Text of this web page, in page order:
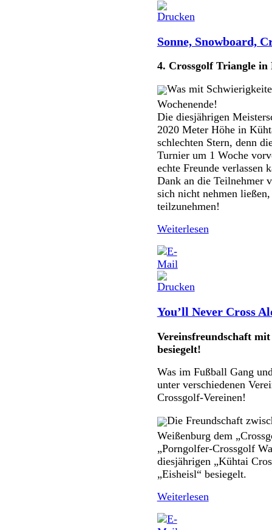
Sonne, Snowboard,
4. Crossgolf Triangle
Was mit
Wochenende!
Die diesjährigen
2020 Meter Höhe in
schlechten Stern, denn
Turnier um 1 Woche
echte Freunde verlassen
Dank an die Teilnehmer
sich nicht nehmen
teilzunehmen!
Weiterlesen
You’ll Never Cross
Vereinsfreundschaft
besiegelt!
Was im Fußball Gang
unter verschiedenen
Crossgolf-Vereinen!
Die Freundschaft
Weißenburg dem
„Porngolfer-Crossgolf
diesjährigen „Kühtai
„Eisheisl“ besiegelt.
Weiterlesen